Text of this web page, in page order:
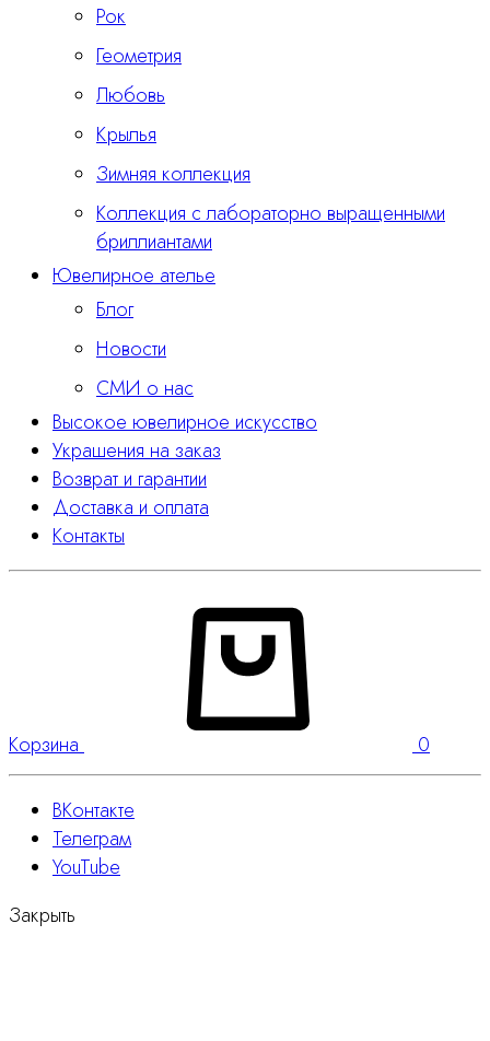
Рок
Геометрия
Любовь
Крылья
Зимняя коллекция
Коллекция с лабораторно выращенными
бриллиантами
Ювелирное ателье
Блог
Новости
СМИ о нас
Высокое ювелирное искусство
Украшения на заказ
Возврат и гарантии
Доставка и оплата
Контакты
Корзина 0
ВКонтакте
Телеграм
YouTube
Закрыть